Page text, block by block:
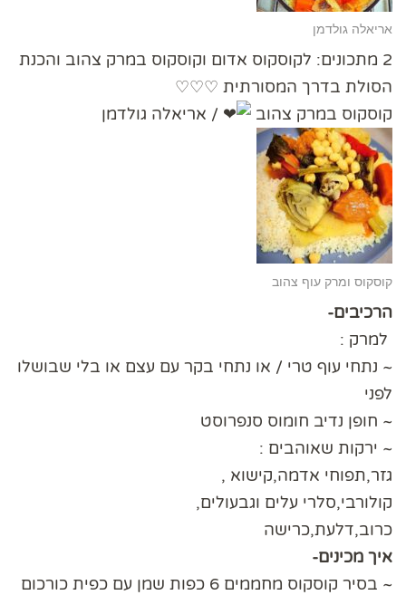
אריאלה גולדמן
2 מתכונים: לקוסקוס אדום וקוסקוס במרק צהוב והכנת
הסולת בדרך המסורתית ♡♡♡
קוסקוס במרק צהוב
/ אריאלה גולדמן
קוסקוס ומרק עוף צהוב
הרכיבים-
למרק :
~ נתחי עוף טרי / או נתחי בקר עם עצם או בלי שבושלו
לפני
~ חופן נדיב חומוס סנפרוסט
~ ירקות שאוהבים :
גזר,תפוחי אדמה,קישוא ,
קולורבי,סלרי עלים וגבעולים,
כרוב,דלעת,כרישה
איך מכינים-
~ בסיר קוסקוס מחממים 6 כפות שמן עם כפית כורכום